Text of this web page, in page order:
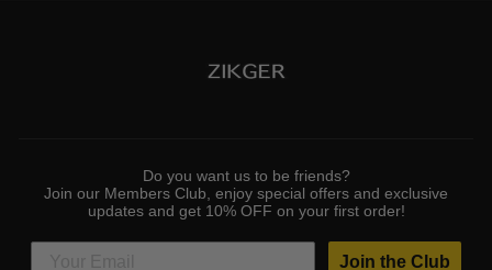
Do you want us to be friends?
Join our Members Club, enjoy special offers and exclusive
updates and get 10% OFF on your first order!
Join the Club